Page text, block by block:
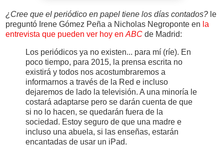
¿Cree que el periódico en papel tiene los días contados? le
preguntó Irene Gómez Peña a Nicholas Negroponte en la
entrevista que pueden ver hoy en ABC de Madrid:
Los periódicos ya no existen... para mí (ríe). En
poco tiempo, para 2015, la prensa escrita no
existirá y todos nos acostumbraremos a
informarnos a través de la Red e incluso
dejaremos de lado la televisión. A una minoría le
costará adaptarse pero se darán cuenta de que
si no lo hacen, se quedarán fuera de la
sociedad. Estoy seguro de que una madre e
incluso una abuela, si las enseñas, estarán
encantadas de usar un iPad.